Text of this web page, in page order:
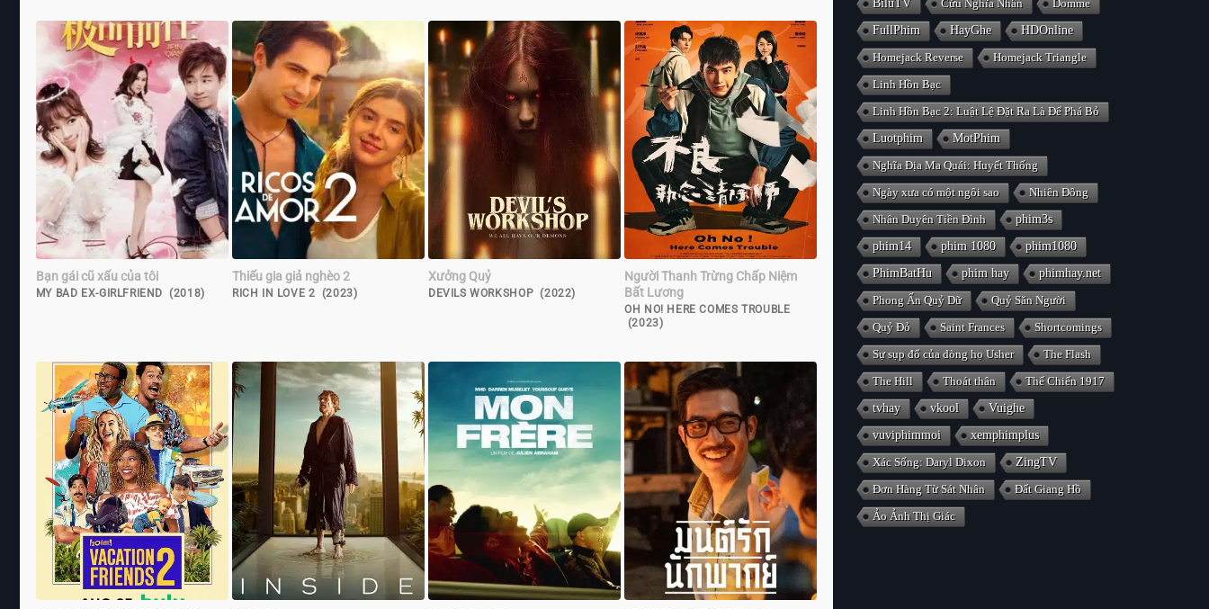
Bạn gái cũ xấu của tôi
MY BAD EX-GIRLFRIEND (2018)
Thiếu gia giả nghèo 2
RICH IN LOVE 2 (2023)
Xưởng Quỷ
DEVILS WORKSHOP (2022)
Người Thanh Trừng Chấp Niệm
Bất Lương
OH NO! HERE COMES TROUBLE
(2023)
BiluTV
Cửu Nghĩa Nhân
Domme
FullPhim
HayGhe
HDOnline
Homejack Reverse
Homejack Triangle
Linh Hồn Bạc
Linh Hồn Bạc 2: Luật Lệ Đặt Ra Là Để Phá Bỏ
Luotphim
MotPhim
Nghĩa Địa Ma Quái: Huyết Thống
Ngày xưa có một ngôi sao
Nhiên Đông
Nhân Duyên Tiền Đình
phim3s
phim14
phim 1080
phim1080
PhimBatHu
phim hay
phimhay.net
Phong Ấn Quỷ Dữ
Quỷ Săn Người
Quỷ Đỏ
Saint Frances
Shortcomings
Sự sụp đổ của dòng họ Usher
The Flash
The Hill
Thoát thân
Thế Chiến 1917
tvhay
vkool
Vuighe
vuviphimmoi
xemphimplus
Xác Sống: Daryl Dixon
ZingTV
Đơn Hàng Từ Sát Nhân
Đất Giang Hồ
Ảo Ảnh Thị Giác